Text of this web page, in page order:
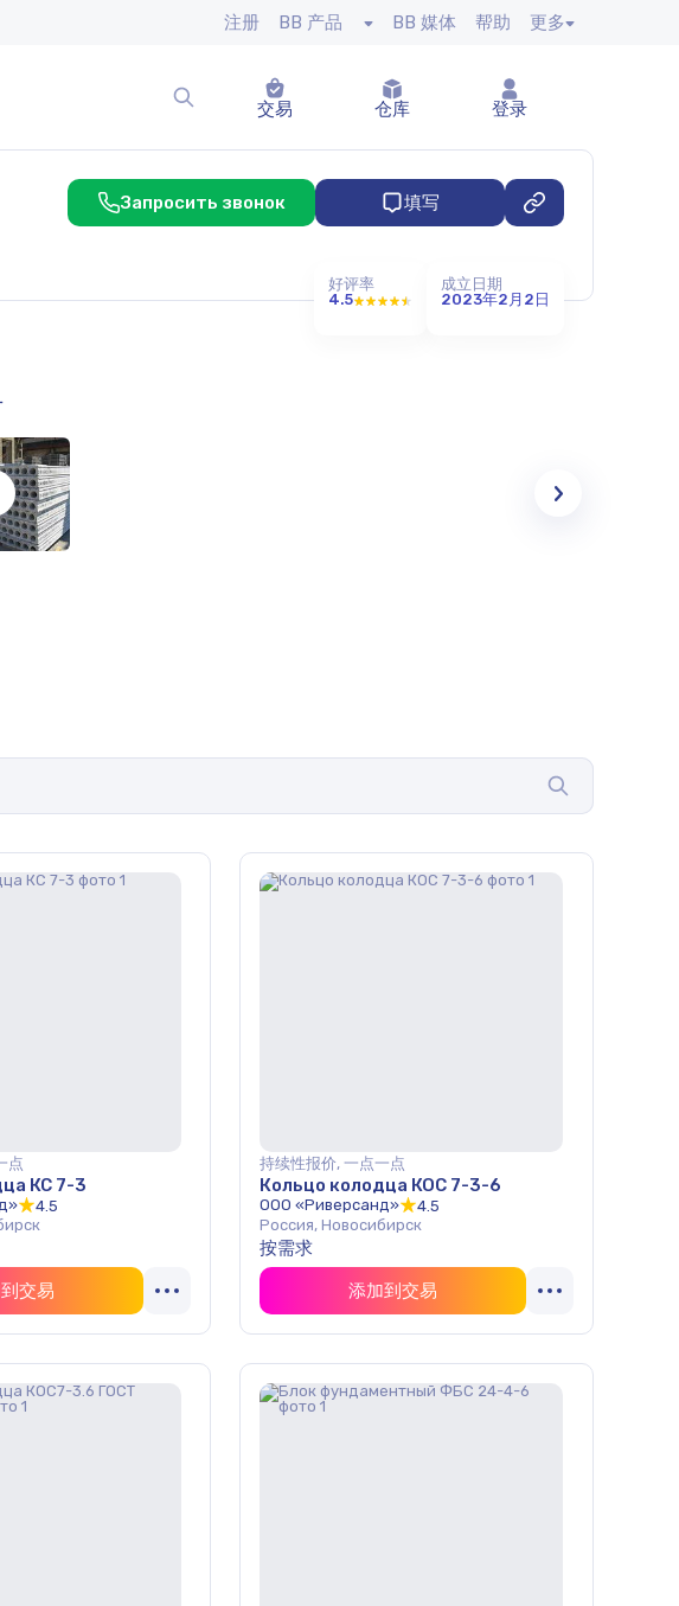
注册 BB 产品 BB 媒体 帮助 更多
交易
仓库 登录
Запросить звонок 填写
好评率
4.5
成立日期
2023年2月2日
点
КС 7-3
4.5
交易
持续性报价, 一点一点
Кольцо колодца КОС 7-3-6
ООО «Риверсанд»
4.5
Россия, Новосибирск
按需求
添加到交易